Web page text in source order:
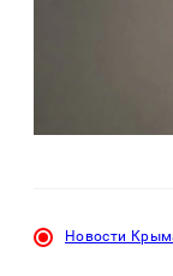
Новости